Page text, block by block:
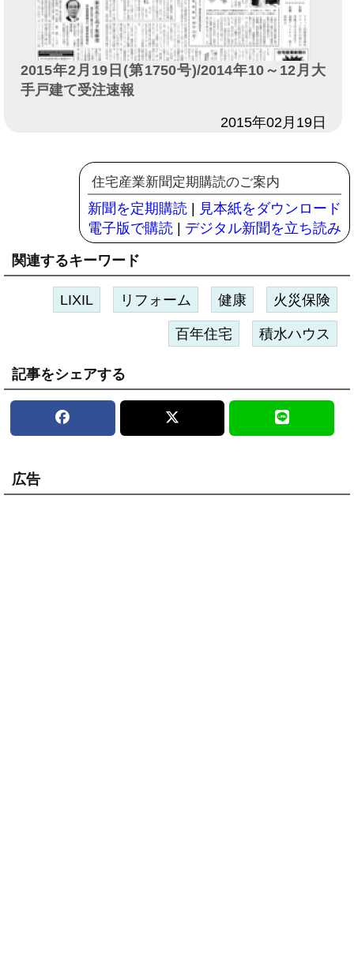
2015年2月19日(第1750号)/2014年10～12月大
手戸建て受注速報
2015年02月19日
住宅産業新聞定期購読のご案内
新聞を定期購読 | 見本紙をダウンロード
電子版で購読 | デジタル新聞を立ち読み
関連するキーワード
LIXIL リフォーム 健康 火災保険
百年住宅 積水ハウス
記事をシェアする
広告